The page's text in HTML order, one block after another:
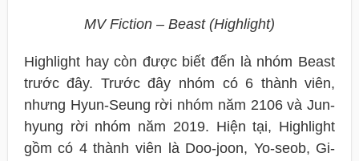
MV Fiction – Beast (Highlight)
Highlight hay còn được biết đến là nhóm Beast
trước đây. Trước đây nhóm có 6 thành viên,
nhưng Hyun-Seung rời nhóm năm 2106 và Jun-
hyung rời nhóm năm 2019. Hiện tại, Highlight
gồm có 4 thành viên là Doo-joon, Yo-seob, Gi-